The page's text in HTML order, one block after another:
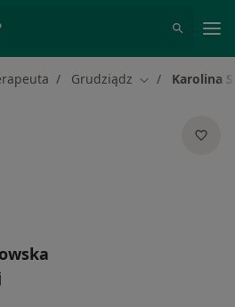
Grudziądz Zmień miasto
Karolina